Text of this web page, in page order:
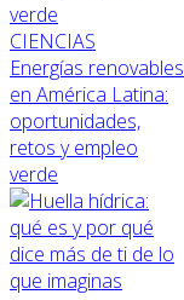
CIENCIAS
Energías renovables
en América Latina:
oportunidades,
retos y empleo
verde